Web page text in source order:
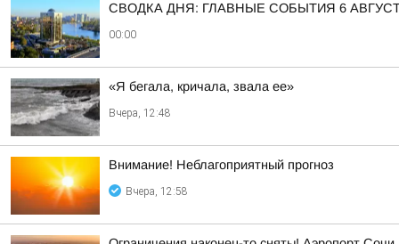
СВОДКА ДНЯ: ГЛАВНЫЕ СОБЫТИЯ 6
00:00
«Я бегала, кричала, звала ее»
Вчера, 12:48
Внимание! Неблагоприятный прогноз
Вчера, 12:58